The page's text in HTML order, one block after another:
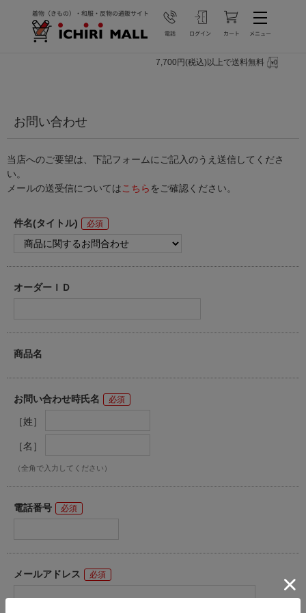
7,700円(税込)以上で送料無料
お問い合わせ
当店へのご要望は、下記フォームにご記入のうえ送信してくださ
い。
メールの送受信については こちら をご確認ください。
件名(タイトル)
オーダーＩＤ
商品名
お問い合わせ時氏名
［姓］
［名］
（全角で入力してください）
電話番号
メールアドレス